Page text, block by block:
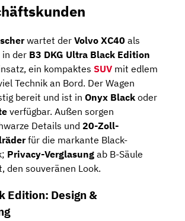
wartet der Volvo XC40 als
in der B3 DKG Ultra Black Edition
ein kompaktes SUV mit edlem
Technik an Bord. Der Wagen
bereit und ist in Onyx Black oder
verfügbar. Außen sorgen
Details und 20-Zoll-
für die markante Black-
Privacy-Verglasung ab B-Säule
den souveränen Look.
Edition: Design &